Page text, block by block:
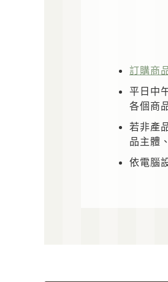
訂購商
平日中
各個商
若非產
品主體
依電腦